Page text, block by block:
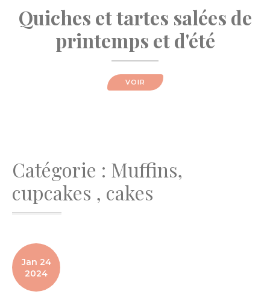
Quiches et tartes salées de
printemps et d'été
VOIR
Catégorie : Muffins,
cupcakes , cakes
Jan 24
2024